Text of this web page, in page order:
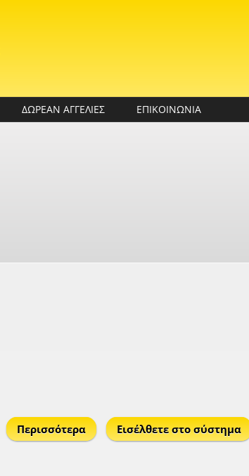
ΔΩΡΕΑΝ ΑΓΓΕΛΙΕΣ ΕΠΙΚΟΙΝΩΝΙΑ
Περισσότεραγια Profitis Ilias
Εισέλθετε στο σύστημα